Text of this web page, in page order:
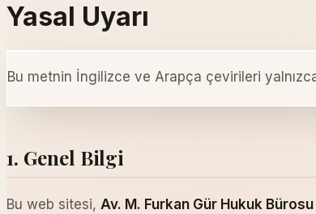
Yasal Uyarı
Bu metnin İngilizce ve Arapça çevirileri
1. Genel Bilgi
Bu web sitesi, Av. M. Furkan Gür Hukuk Bürosu